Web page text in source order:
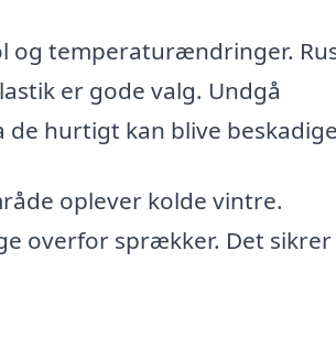
og temperaturændringer.
er gode valg. Undgå
hurtigt kan blive
oplever kolde vintre.
overfor sprækker. Det sikrer